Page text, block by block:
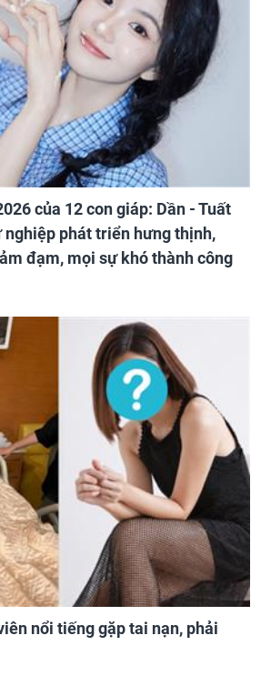
của 12 con giáp: Dần - Tuất
nghiệp phát triển hưng thịnh,
đạm, mọi sự khó thành công
nổi tiếng gặp tai nạn, phải